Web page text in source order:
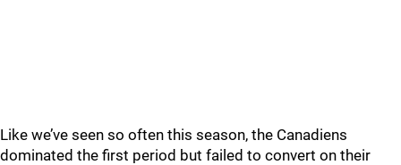
Like we’ve seen so often this season, the Canadiens
dominated the first period but failed to convert on their